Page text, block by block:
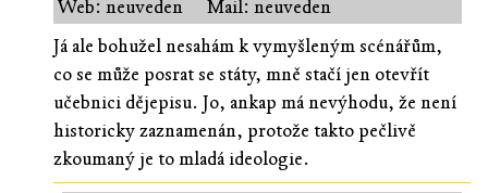
Web: neuveden
Mail: neuveden
Já ale bohužel nesahám k vymyšleným scénářům,
co se může posrat se státy, mně stačí jen otevřít
učebnici dějepisu. Jo, ankap má nevýhodu, že není
historicky zaznamenán, protože takto pečlivě
zkoumaný je to mladá ideologie.